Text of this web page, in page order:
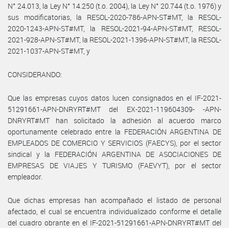
N° 24.013, la Ley N° 14.250 (t.o. 2004), la Ley N° 20.744 (t.o. 1976) y
sus modificatorias, la RESOL-2020-786-APN-ST#MT, la RESOL-
2020-1243-APN-ST#MT, la RESOL-2021-94-APN-ST#MT, RESOL-
2021-928-APN-ST#MT, la RESOL-2021-1396-APN-ST#MT, la RESOL-
2021-1037-APN-ST#MT, y
CONSIDERANDO:
Que las empresas cuyos datos lucen consignados en el IF-2021-
51291661-APN-DNRYRT#MT del EX-2021-119604309- -APN-
DNRYRT#MT han solicitado la adhesión al acuerdo marco
oportunamente celebrado entre la FEDERACIÓN ARGENTINA DE
EMPLEADOS DE COMERCIO Y SERVICIOS (FAECYS), por el sector
sindical y la FEDERACIÓN ARGENTINA DE ASOCIACIONES DE
EMPRESAS DE VIAJES Y TURISMO (FAEVYT), por el sector
empleador.
Que dichas empresas han acompañado el listado de personal
afectado, el cual se encuentra individualizado conforme el detalle
del cuadro obrante en el IF-2021-51291661-APN-DNRYRT#MT del